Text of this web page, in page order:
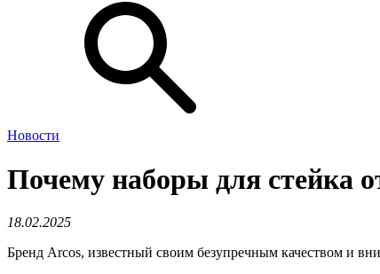
Новости
Почему наборы для стейка
18.02.2025
Бренд Arcos, известный своим безупречным качеством и